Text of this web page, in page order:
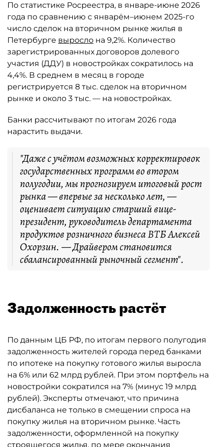
По статистике Росреестра, в январе-июне 2026
года по сравнению с январём–июнем 2025-го
число сделок на вторичном рынке жилья в
Петербурге выросло на 9,2%. Количество
зарегистрированных договоров долевого
участия (ДДУ) в новостройках сократилось на
4,4%. В среднем в месяц в городе
регистрируется 8 тыс. сделок на вторичном
рынке и около 3 тыс. — на новостройках.
Банки рассчитывают по итогам 2026 года
нарастить выдачи.
"Даже с учётом возможных корректировок
государственных программ во втором
полугодии, мы прогнозируем итоговый рост
рынка — впервые за несколько лет, —
оценивает ситуацию старший вице-
президент, руководитель департамента
продуктов розничного бизнеса ВТБ Алексей
Охорзин. — Драйвером становится
сбалансированный рыночный сегмент".
Задолженность растёт
По данным ЦБ РФ, по итогам первого полугодия
задолженность жителей города перед банками
по ипотеке на покупку готового жилья выросла
на 6% или 62 млрд рублей. При этом портфель на
новостройки сократился на 7% (минус 19 млрд
рублей). Эксперты отмечают, что причина
дисбаланса не только в смещении спроса на
покупку жилья на вторичном рынке. Часть
задолженности, оформленной на покупку
строящегося жилья, по мере окончания